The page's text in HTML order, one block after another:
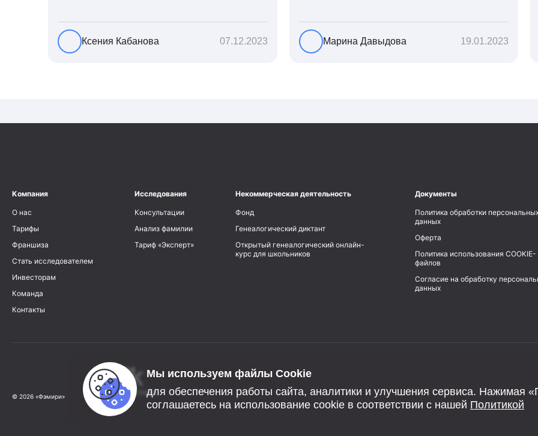
наоборот, «дворянской» фамилией, и какие
секреты она может раскрыть о судьбе рода?
Ксения Кабанова 07.12.2023
практике существует понятие геноскоп -
влияние семи поколений предков на судьбу
потомков. Пробуем разобраться, стоит ли
Марина Давыдова 19.01.2023
Компания
О нас
Тарифы
Франшиза
Стать исследователем
Инвесторам
Команда
Контакты
Исследования
Консультации
Анализ фамилии
Тариф «Эксперт»
Некоммерческая деятельность
Фонд
Генеалогический диктант
Открытый генеалогический онлайн-
курс для школьников
Документы
Политика обработки
данных
Оферта
Политика использования COOKIE-
файлов
Согласие на обработку
данных
© 2026 «Фэмири»
Мы используем файлы Cookie
для обеспечения работы сайта, аналитики и улучшения сервиса. Нажимая
соглашаетесь на использование cookie в соответствии с нашей Политикой